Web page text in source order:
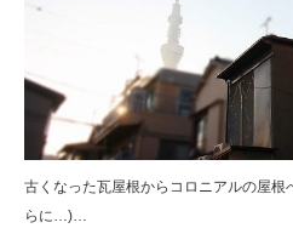
古くなった瓦屋根からコロニアルの屋根
らに…)…